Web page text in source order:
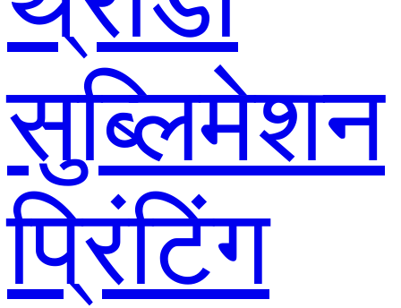
सुब्लिमेशन
प्रिंटिंग